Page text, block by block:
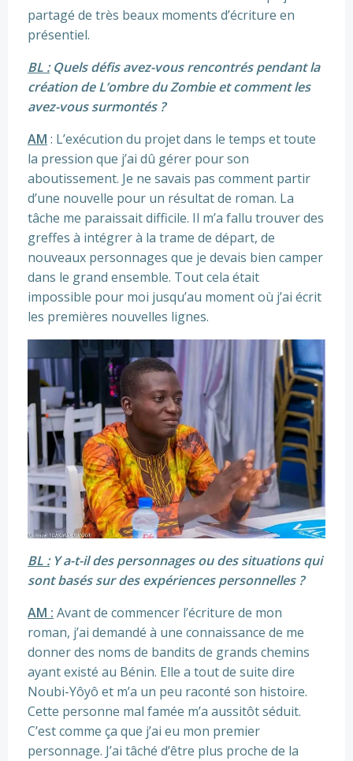
partagé de très beaux moments d’écriture en
présentiel.
BL : Quels défis avez-vous rencontrés pendant la
création de L’ombre du Zombie et comment les
avez-vous surmontés ?
AM : L’exécution du projet dans le temps et toute
la pression que j’ai dû gérer pour son
aboutissement. Je ne savais pas comment partir
d’une nouvelle pour un résultat de roman. La
tâche me paraissait difficile. Il m’a fallu trouver des
greffes à intégrer à la trame de départ, de
nouveaux personnages que je devais bien camper
dans le grand ensemble. Tout cela était
impossible pour moi jusqu’au moment où j’ai écrit
les premières nouvelles lignes.
BL : Y a-t-il des personnages ou des situations qui
sont basés sur des expériences personnelles ?
AM : Avant de commencer l’écriture de mon
roman, j’ai demandé à une connaissance de me
donner des noms de bandits de grands chemins
ayant existé au Bénin. Elle a tout de suite dire
Noubi-Yôyô et m’a un peu raconté son histoire.
Cette personne mal famée m’a aussitôt séduit.
C’est comme ça que j’ai eu mon premier
personnage. J’ai tâché d’être plus proche de la